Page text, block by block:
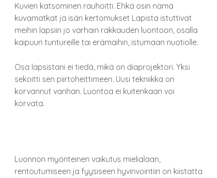
Kuvien katsominen rauhoitti. Ehkä osin nämä
kuvamatkat ja isän kertomukset Lapista istuttivat
meihin lapsiin jo varhain rakkauden luontoon, osalla
kaipuun tuntureille tai erämaihin, istumaan nuotiolle.
Osa lapsistani ei tiedä, mikä on diaprojektori. Yksi
sekoitti sen piirtoheittimeen. Uusi tekniikka on
korvannut vanhan. Luontoa ei kuitenkaan voi
korvata.
Luonnon myönteinen vaikutus mielialaan,
rentoutumiseen ja fyysiseen hyvinvointiin on kiistatta